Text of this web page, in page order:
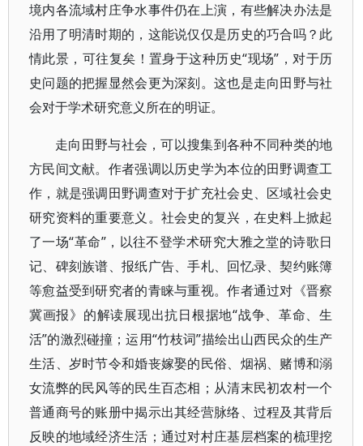
境内各流域村庄争水事件仍在上演，有些解决办法是
沿用了明清时期的，这能说仅仅是历史的巧合吗？此
情此景，可往复矣！置身于这种历史“现场”，对于历
史问题的把握显然会更为深刻。这也是走向田野与社
会对于学术研究意义所在的明证。
走向田野与社会，可以搜集到各种不同种类的地
方民间文献。作者强调以历史学为本位的田野调查工
作，就是强调田野调查对于扩充社会史、区域社会史
研究资料的重要意义。社会史的复兴，在史料上掀起
了一场“革命”，以往不登学术研究大雅之堂的诗歌日
记、碑刻族谱、报纸广告、手札、回忆录、契约账簿
等愈益受到研究者的青睐与重视。作者通过对《晋察
冀画报》的解读展现出抗日根据地“战争、革命、生
活”的激烈碰撞；运用“竹枝词”描绘出山西民众的生产
生活、岁时节令和婚丧嫁娶的民俗、烟祸、赌博和溺
女流弊的民风等的民生百态相；从清末民初农村一个
普通商号的账册中揭示出其经营脉络、过程及其背后
反映的地域经济生活；通过对村庄基层档案的梳理挖